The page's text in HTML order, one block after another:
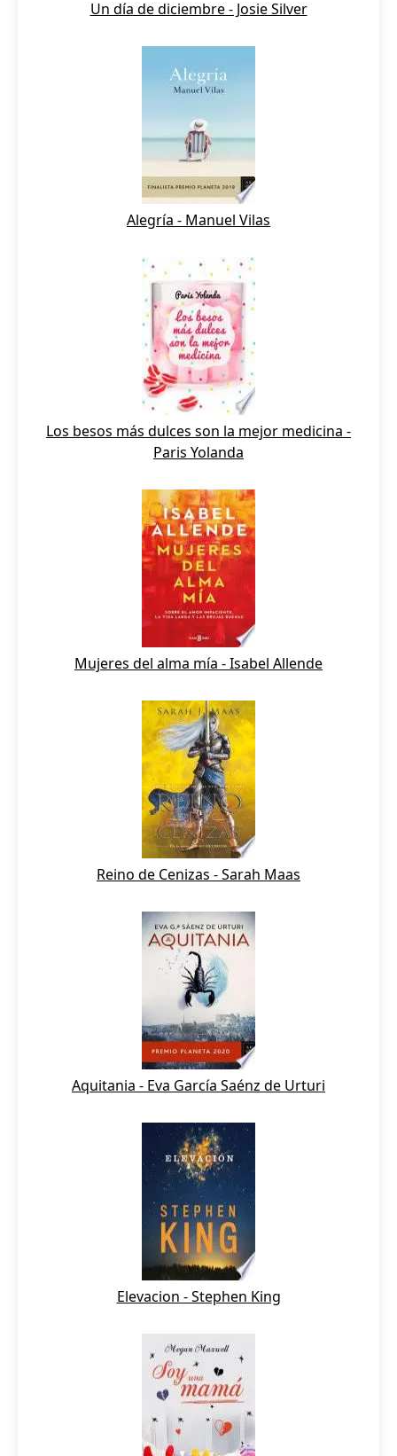
Un día de diciembre - Josie Silver
Alegría - Manuel Vilas
Los besos más dulces son la mejor medicina -
Paris Yolanda
Mujeres del alma mía - Isabel Allende
Reino de Cenizas - Sarah Maas
Aquitania - Eva García Saénz de Urturi
Elevacion - Stephen King